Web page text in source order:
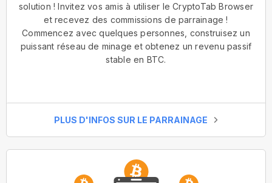
solution ! Invitez vos amis à utiliser le CryptoTab Browser
et recevez des commissions de parrainage !
Commencez avec quelques personnes, construisez un
puissant réseau de minage et obtenez un revenu passif
stable en BTC.
PLUS D'INFOS SUR LE PARRAINAGE